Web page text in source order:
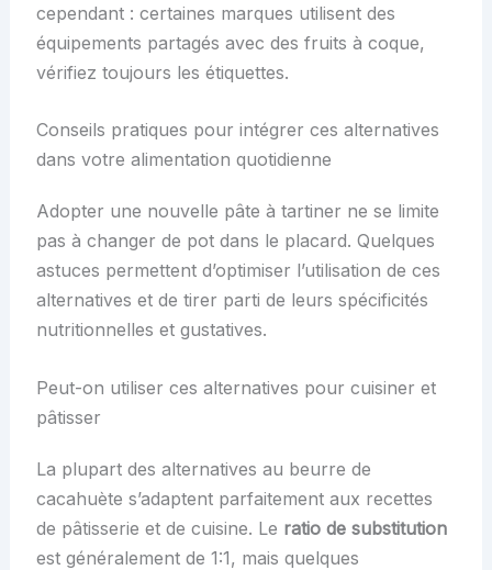
cependant : certaines marques utilisent des
équipements partagés avec des fruits à coque,
vérifiez toujours les étiquettes.
Conseils pratiques pour intégrer ces alternatives
dans votre alimentation quotidienne
Adopter une nouvelle pâte à tartiner ne se limite
pas à changer de pot dans le placard. Quelques
astuces permettent d’optimiser l’utilisation de ces
alternatives et de tirer parti de leurs spécificités
nutritionnelles et gustatives.
Peut-on utiliser ces alternatives pour cuisiner et
pâtisser
La plupart des alternatives au beurre de
cacahuète s’adaptent parfaitement aux recettes
de pâtisserie et de cuisine. Le ratio de substitution
est généralement de 1:1, mais quelques